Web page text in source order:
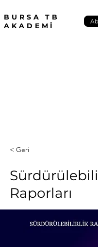
BURSA TB
AKADEMİ
< Geri
Raporları